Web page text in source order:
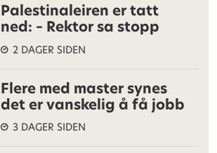
Palestinaleiren er tatt
ned: – Rektor sa stopp
2 DAGER SIDEN
Flere med master synes
det er vanskelig å få jobb
3 DAGER SIDEN